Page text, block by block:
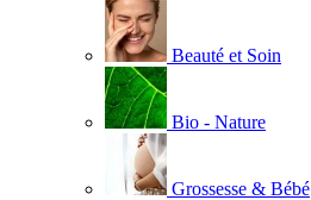
Beauté et Soin
Bio - Nature
Grossesse & Bébé